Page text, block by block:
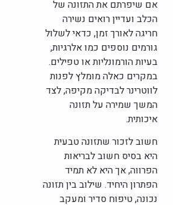
אם שיפרתם את התזונה של
הכלב ועדיין רואים נשירה
חריגה לאורך זמן, כדאי לשלול
גורמים נוספים כמו אלרגיות,
בעיות הורמונליות או טפילים.
במקרים כאלה מומלץ לפנות
לווטרינר לבדיקה מקיפה, לצד
המשך שמירה על תזונה
איכותית.
חשוב לזכור שתזונה טבעית
היא בסיס חשוב לבריאות
הפרווה, אך היא לא תמיד
הפתרון היחיד. שילוב בין תזונה
נכונה, טיפוח סדיר ומעקב